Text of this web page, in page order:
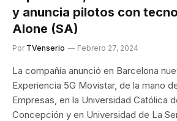
y anuncia pilotos con
Alone (SA)
Por TVenserio Febrero 27, 2024
La compañía anunció en Barcelona
Experiencia 5G Movistar, de la mano
Empresas, en la Universidad Católica
Concepción y en Universidad de La